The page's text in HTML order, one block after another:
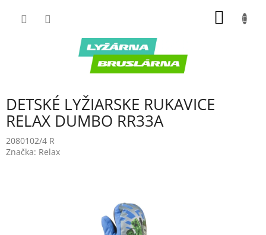
DETSKÉ LYŽIARSKE RUKAVICE
RELAX DUMBO RR33A
2080102/4 R
Značka: Relax